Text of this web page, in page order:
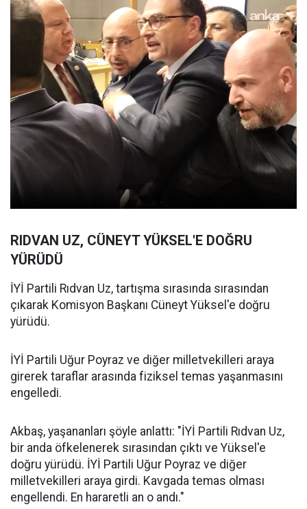
RIDVAN UZ, CÜNEYT YÜKSEL'E DOĞRU
YÜRÜDÜ
İYİ Partili Rıdvan Uz, tartışma sırasında sırasından
çıkarak Komisyon Başkanı Cüneyt Yüksel'e doğru
yürüdü.
İYİ Partili Uğur Poyraz ve diğer milletvekilleri araya
girerek taraflar arasında fiziksel temas yaşanmasını
engelledi.
Akbaş, yaşananları şöyle anlattı: "İYİ Partili Rıdvan Uz,
bir anda öfkelenerek sırasından çıktı ve Yüksel'e
doğru yürüdü. İYİ Partili Uğur Poyraz ve diğer
milletvekilleri araya girdi. Kavgada temas olması
engellendi. En hararetli an o andı."